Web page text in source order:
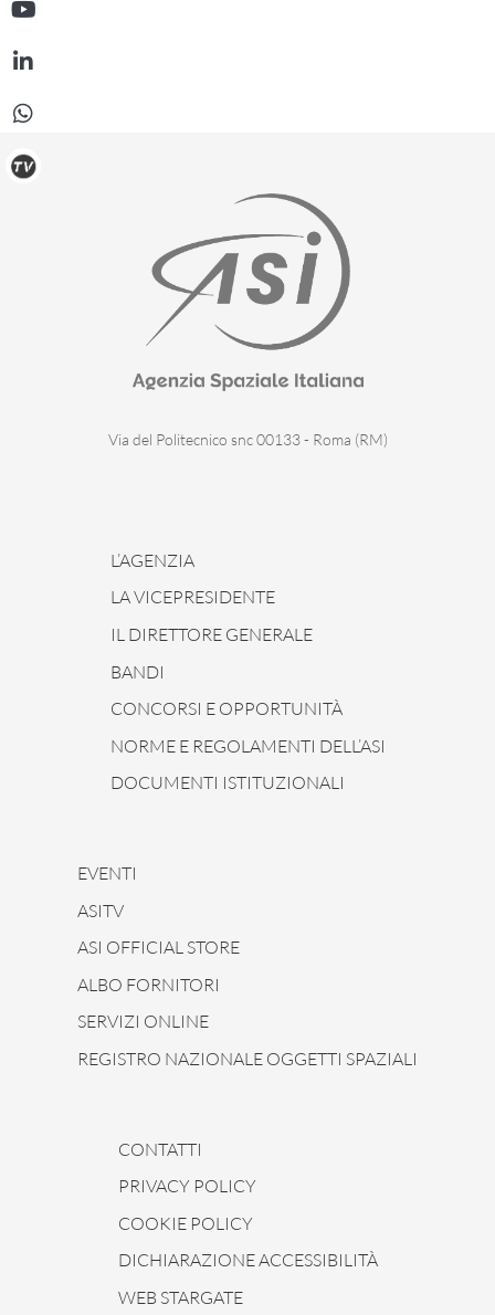
Via del Politecnico snc 00133 - Roma (RM)
L’AGENZIA
LA VICEPRESIDENTE
IL DIRETTORE GENERALE
BANDI
CONCORSI E OPPORTUNITÀ
NORME E REGOLAMENTI DELL’ASI
DOCUMENTI ISTITUZIONALI
EVENTI
ASITV
ASI OFFICIAL STORE
ALBO FORNITORI
SERVIZI ONLINE
REGISTRO NAZIONALE OGGETTI SPAZIALI
CONTATTI
PRIVACY POLICY
COOKIE POLICY
DICHIARAZIONE ACCESSIBILITÀ
WEB STARGATE